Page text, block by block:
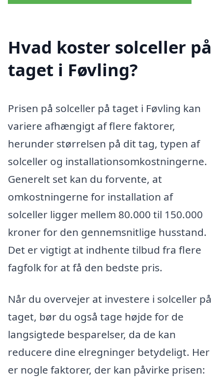
Hvad koster solceller på
taget i Føvling?
Prisen på solceller på taget i Føvling kan
variere afhængigt af flere faktorer,
herunder størrelsen på dit tag, typen af
solceller og installationsomkostningerne.
Generelt set kan du forvente, at
omkostningerne for installation af
solceller ligger mellem 80.000 til 150.000
kroner for den gennemsnitlige husstand.
Det er vigtigt at indhente tilbud fra flere
fagfolk for at få den bedste pris.
Når du overvejer at investere i solceller på
taget, bør du også tage højde for de
langsigtede besparelser, da de kan
reducere dine elregninger betydeligt. Her
er nogle faktorer, der kan påvirke prisen: